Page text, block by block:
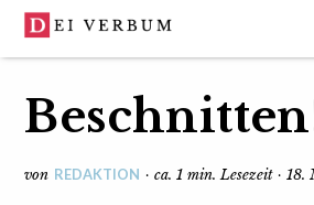
von REDAKTION · ca. 1 min. Lesezeit ·